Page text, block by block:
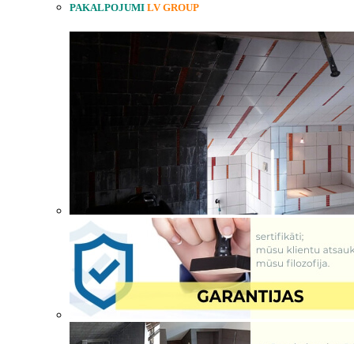
PAKALPOJUMI LV GROUP